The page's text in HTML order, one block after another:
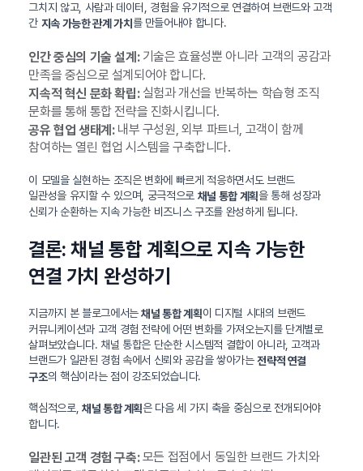
그치지 않고, 사람과 데이터, 경험을 유기적으로 연결하여 브랜드와 고객
간 지속 가능한 관계 가치 를 만들어내야 합니다.
인간 중심의 기술 설계:기술은 효율성뿐 아니라 고객의 공감과
만족을 중심으로 설계되어야 합니다.
지속적 혁신 문화 확립:실험과 개선을 반복하는 학습형 조직
문화를 통해 통합 전략을 진화시킵니다.
공유 협업 생태계:내부 구성원, 외부 파트너, 고객이 함께
참여하는 열린 협업 시스템을 구축합니다.
이 모델을 실현하는 조직은 변화에 빠르게 적응하면서도 브랜드
일관성을 유지할 수 있으며, 궁극적으로 채널 통합 계획을 통해 성장과
신뢰가 순환하는 지속 가능한 비즈니스 구조를 완성하게 됩니다.
결론: 채널 통합 계획으로 지속 가능한
연결 가치 완성하기
지금까지 본 블로그에서는채널 통합 계획이 디지털 시대의 브랜드
커뮤니케이션과 고객 경험 전략에 어떤 변화를 가져오는지를 단계별로
살펴보았습니다. 채널 통합은 단순한 시스템적 결합이 아니라, 고객과
브랜드가 일관된 경험 속에서 신뢰와 공감을 쌓아가는전략적 연결
구조의 핵심이라는 점이 강조되었습니다.
핵심적으로, 채널 통합 계획은 다음 세 가지 축을 중심으로 전개되어야
합니다.
일관된 고객 경험 구축:모든 접점에서 동일한 브랜드 가치와